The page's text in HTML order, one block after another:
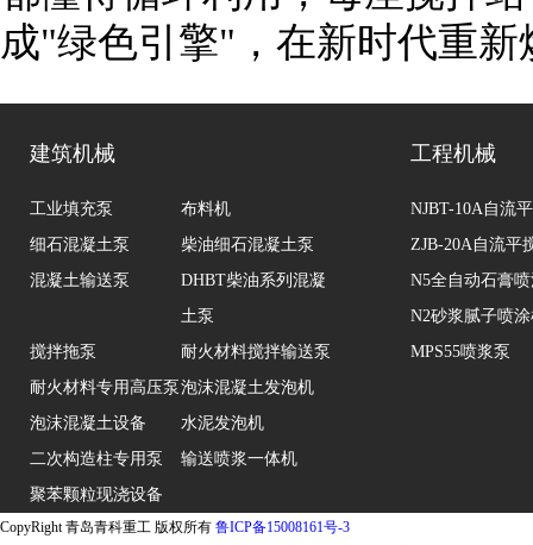
成"绿色引擎" ，在新时代重
建筑机械
工业填充泵
布料机
细石混凝土泵
柴油细石混凝土泵
混凝土输送泵
DHBT柴油系列混凝
土泵
搅拌拖泵
耐火材料搅拌输送泵
耐火材料专用高压泵泡沫混凝土发泡机
泡沫混凝土设备
水泥发泡机
二次构造柱专用泵
输送喷浆一体机
聚苯颗粒现浇设备
工程机械
NJBT-10A自流
ZJB-20A自流平
N5全自动石膏
N2砂浆腻子喷
MPS55喷浆泵
CopyRight 青岛青科重工 版权所有 鲁ICP备15008161号-3